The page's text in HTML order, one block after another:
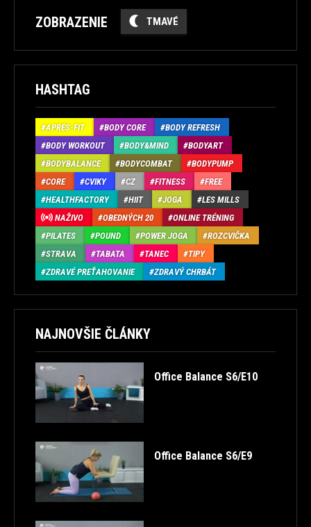
ZOBRAZENIE TMAVÉ
HASHTAG
APRÉS-FIT BODY CORE
BODY REFRESH
BODY WORKOUT
BODY&MIND
BODYART
BODYBALANCE
BODYCOMBAT
BODYPUMP
CORE
CVIKY CZ FITNESS
FREE
HEALTHFACTORY
HIIT JOGA
LES MILLS
NAŽIVO
OBEDNÝCH 20
ONLINE TRÉNING
PILATES
POUND POWER JOGA
ROZCVIČKA
STRAVA
TABATA TANEC
TIPY
ZDRAVÉ PREŤAHOVANIE
ZDRAVÝ CHRBÁT
NAJNOVŠIE ČLÁNKY
Office Balance S6/E10
Office Balance S6/E9